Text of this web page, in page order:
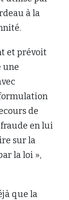
à la
et prévoit
une
de
fraude en lui
sur la
la loi »,
que la